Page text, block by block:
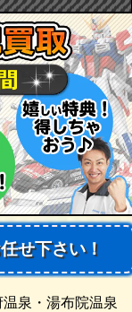
せ下さい！
泉・湯布院温泉